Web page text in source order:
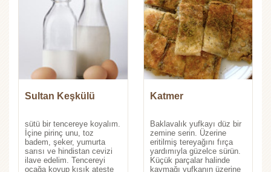
Sultan Keşkülü
sütü bir tencereye koyalım.
İçine pirinç unu, toz
badem, şeker, yumurta
sarısı ve hindistan cevizi
ilave edelim. Tencereyi
ocağa koyup kısık ateşte
Katmer
Baklavalık yufkayı düz bir
zemine serin. Üzerine
eritilmiş tereyağını fırça
yardımıyla güzelce sürün.
Küçük parçalar halinde
kaymağı yufkanın üzerine